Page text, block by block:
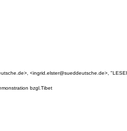
<ingrid.elster@sueddeutsche.de>,
bzgl.Tibet